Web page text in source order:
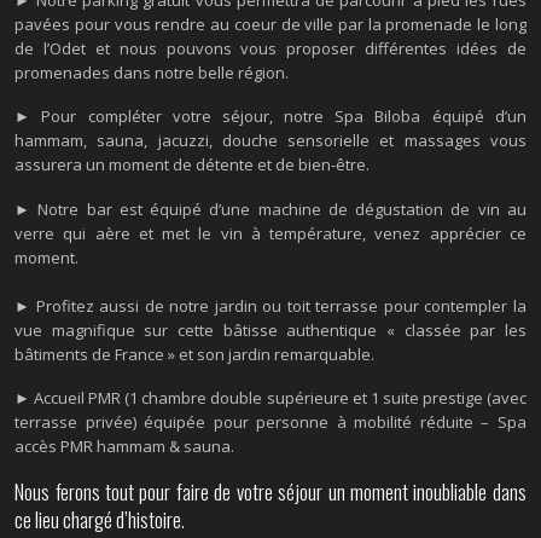
pavées pour vous rendre au coeur de ville par la promenade le long
de l’Odet et nous pouvons vous proposer différentes idées de
promenades dans notre belle région.
► Pour compléter votre séjour, notre Spa Biloba équipé d’un
hammam, sauna, jacuzzi, douche sensorielle et massages vous
assurera un moment de détente et de bien-être.
► Notre bar est équipé d’une machine de dégustation de vin au
verre qui aère et met le vin à température, venez apprécier ce
moment.
► Profitez aussi de notre jardin ou toit terrasse pour contempler la
vue magnifique sur cette bâtisse authentique « classée par les
bâtiments de France » et son jardin remarquable.
►Accueil PMR (1 chambre double supérieure et 1 suite prestige (avec
terrasse privée) équipée pour personne à mobilité réduite – Spa
accès PMR hammam & sauna.
Nous ferons tout pour faire de votre séjour un moment inoubliable dans
ce lieu chargé d’histoire.